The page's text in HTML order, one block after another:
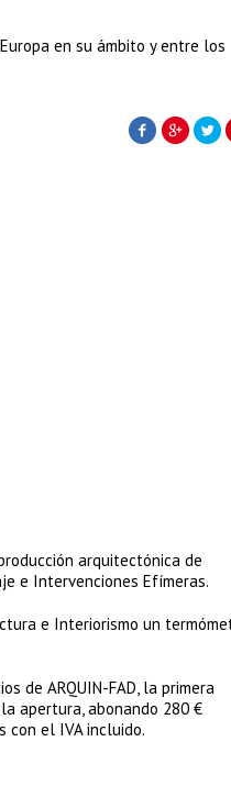
en su ámbito y entre los
arquitectónica de
e Intervenciones Efímeras.
e Interiorismo un
de ARQUIN-FAD, la primera
apertura, abonando 280 €
con el IVA incluido.